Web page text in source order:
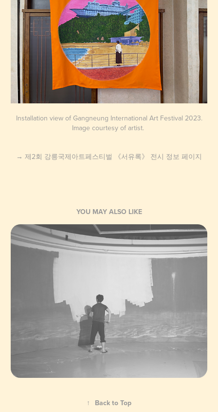
Installation view of Gangneung International Art Festival 2023.
Image courtesy of artist.
→ 제2회 강릉국제아트페스티벌 《서유록》 전시 정보 페이지​​​​​​​
YOU MAY ALSO LIKE
↑ Back to Top